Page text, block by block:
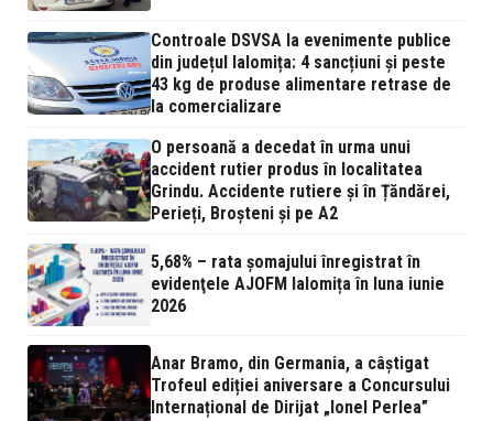
Controale DSVSA la evenimente publice
din județul Ialomița: 4 sancțiuni și peste
43 kg de produse alimentare retrase de
la comercializare
O persoană a decedat în urma unui
accident rutier produs în localitatea
Grindu. Accidente rutiere și în Țăndărei,
Perieți, Broșteni și pe A2
5,68% – rata şomajului înregistrat în
evidenţele AJOFM Ialomița în luna iunie
2026
Anar Bramo, din Germania, a câștigat
Trofeul ediției aniversare a Concursului
Internațional de Dirijat „Ionel Perlea”